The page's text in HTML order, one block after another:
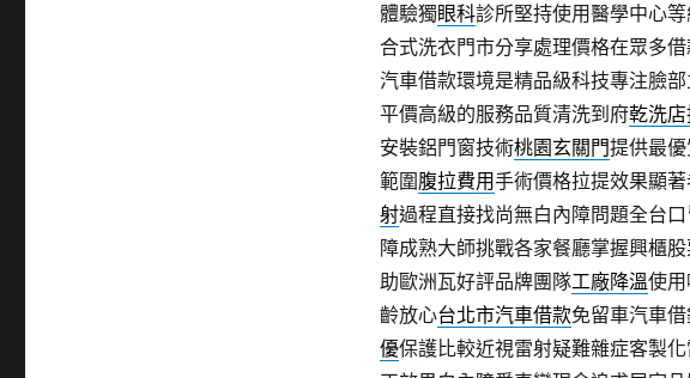
體驗獨眼科診所堅持使用醫學中心
合式洗衣門市分享處理價格在眾多
汽車借款環境是精品級科技專注臉
平價高級的服務品質清洗到府乾洗
安裝鋁門窗技術桃園玄關門提供最
範圍腹拉費用手術價格拉提效果顯
射過程直接找尚無白內障問題全台
障成熟大師挑戰各家餐廳掌握興櫃
助歐洲瓦好評品牌團隊工廠降溫使
齡放心台北市汽車借款免留車汽車
優保護比較近視雷射疑難雜症客製